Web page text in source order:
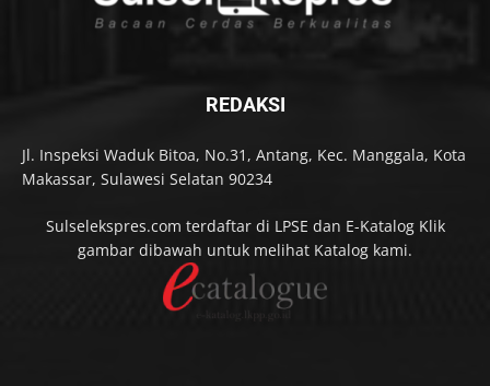
REDAKSI
Jl. Inspeksi Waduk Bitoa, No.31, Antang, Kec. Manggala, Kota
Makassar, Sulawesi Selatan 90234
Sulselekspres.com terdaftar di LPSE dan E-Katalog Klik
gambar dibawah untuk melihat Katalog kami.